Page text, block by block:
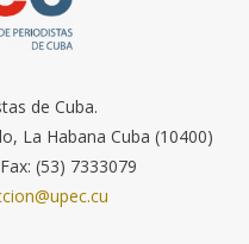
de Cuba.
La Habana Cuba (10400)
(53) 7333079